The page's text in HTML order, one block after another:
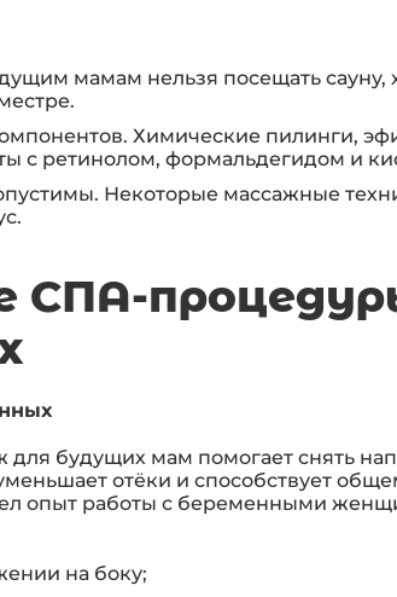
мамам нельзя посещать
Химические пилинги,
с ретинолом, формальдегидом и
Некоторые массажные
СПА-
будущих мам помогает снять
отёки и способствует
опыт работы с беременными
на боку;